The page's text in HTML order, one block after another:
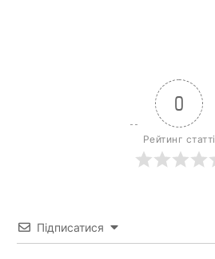
0
Рейтинг статті
Підписатися